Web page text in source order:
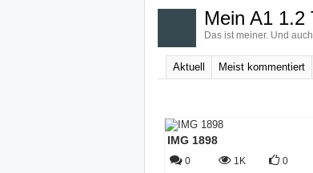
Mein A1
Das ist meiner. Und
Aktuell Meist kommentiert
IMG 1898
0 1K 0